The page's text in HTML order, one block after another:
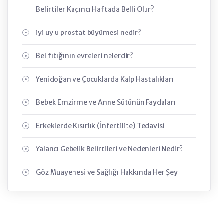
Belirtiler Kaçıncı Haftada Belli Olur?
iyi uylu prostat büyümesi nedir?
Bel fıtığının evreleri nelerdir?
Yenidoğan ve Çocuklarda Kalp Hastalıkları
Bebek Emzirme ve Anne Sütünün Faydaları
Erkeklerde Kısırlık (İnfertilite) Tedavisi
Yalancı Gebelik Belirtileri ve Nedenleri Nedir?
Göz Muayenesi ve Sağlığı Hakkında Her Şey